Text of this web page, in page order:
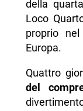
-- Scopri di
della
Loco
proprio
Europa.
Quattro
del